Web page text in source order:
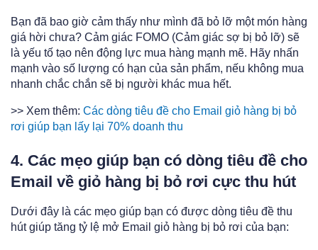
Bạn đã bao giờ cảm thấy như mình đã bỏ lỡ một món hàng
giá hời chưa? Cảm giác FOMO (Cảm giác sợ bị bỏ lỡ) sẽ
là yếu tố tạo nên động lực mua hàng mạnh mẽ. Hãy nhấn
mạnh vào số lượng có hạn của sản phẩm, nếu không mua
nhanh chắc chắn sẽ bị người khác mua hết.
>> Xem thêm: Các dòng tiêu đề cho Email giỏ hàng bị bỏ
rơi giúp bạn lấy lại 70% doanh thu
4. Các mẹo giúp bạn có dòng tiêu đề cho
Email về giỏ hàng bị bỏ rơi cực thu hút
Dưới đây là các mẹo giúp bạn có được dòng tiêu đề thu
hút giúp tăng tỷ lệ mở Email giỏ hàng bị bỏ rơi của bạn: